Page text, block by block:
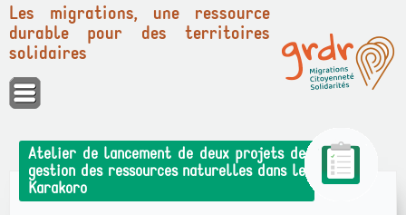
Panneau de gestion des cookies
Les migrations, une ressource
durable pour des territoires
solidaires
Atelier de lancement de deux projets de
gestion des ressources naturelles dans le
Karakoro